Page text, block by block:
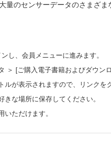
量のセンサーデータのさまざ
し、会員メニューに進みます。
＞ [ご購入電子書籍およびダウン
ルが表示されますので、リンクを
きな場所に保存してください。
いただけます。